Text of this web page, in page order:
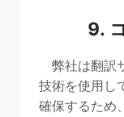
9.
弊社は翻訳
技術を使用し
確保するため